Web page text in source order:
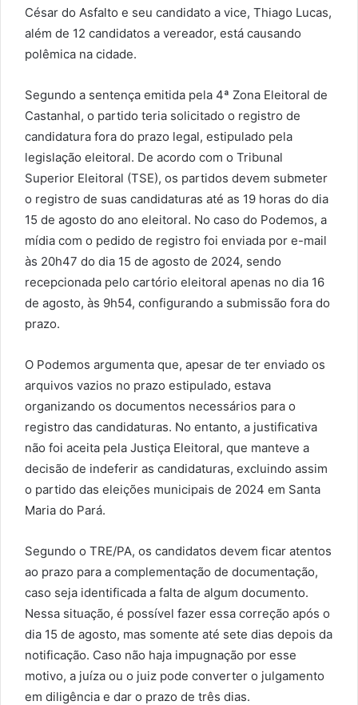
César do Asfalto e seu candidato a vice, Thiago Lucas,
além de 12 candidatos a vereador, está causando
polêmica na cidade.
Segundo a sentença emitida pela 4ª Zona Eleitoral de
Castanhal, o partido teria solicitado o registro de
candidatura fora do prazo legal, estipulado pela
legislação eleitoral. De acordo com o Tribunal
Superior Eleitoral (TSE), os partidos devem submeter
o registro de suas candidaturas até as 19 horas do dia
15 de agosto do ano eleitoral. No caso do Podemos, a
mídia com o pedido de registro foi enviada por e-mail
às 20h47 do dia 15 de agosto de 2024, sendo
recepcionada pelo cartório eleitoral apenas no dia 16
de agosto, às 9h54, configurando a submissão fora do
prazo.
O Podemos argumenta que, apesar de ter enviado os
arquivos vazios no prazo estipulado, estava
organizando os documentos necessários para o
registro das candidaturas. No entanto, a justificativa
não foi aceita pela Justiça Eleitoral, que manteve a
decisão de indeferir as candidaturas, excluindo assim
o partido das eleições municipais de 2024 em Santa
Maria do Pará.
Segundo o TRE/PA, os candidatos devem ficar atentos
ao prazo para a complementação de documentação,
caso seja identificada a falta de algum documento.
Nessa situação, é possível fazer essa correção após o
dia 15 de agosto, mas somente até sete dias depois da
notificação. Caso não haja impugnação por esse
motivo, a juíza ou o juiz pode converter o julgamento
em diligência e dar o prazo de três dias.